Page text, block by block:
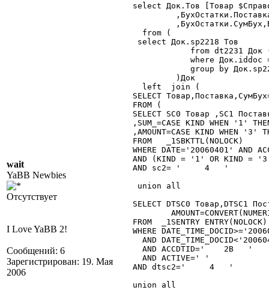
wait
YaBB Newbies
Отсутствует
I Love YaBB 2!
Сообщений: 6
Зарегистрирован: 19. Мая
2006
select Док.Тов [Товар
  from (
select Док.sp2218 Тов
  left  join (
SELECT
FROM (
SELECT SC0 Товар ,SC1
,SUM_=CASE KIND WHEN '1'
,AMOUNT=CASE KIND WHEN '3'
FROM   _1SBKTTL(NOLOCK)
WHERE DATE='20060401'
AND (KIND = '1' OR KIND =
AND sc2= '     4   '
union all
SELECT DTSC0 Товар,DTSC1
FROM  _1SENTRY ENTRY(NOLOCK)
WHERE
AND
  AND ACCDTID='    2B   '
  AND ACTIVE=' '
AND dtsc2='     4   '
union all